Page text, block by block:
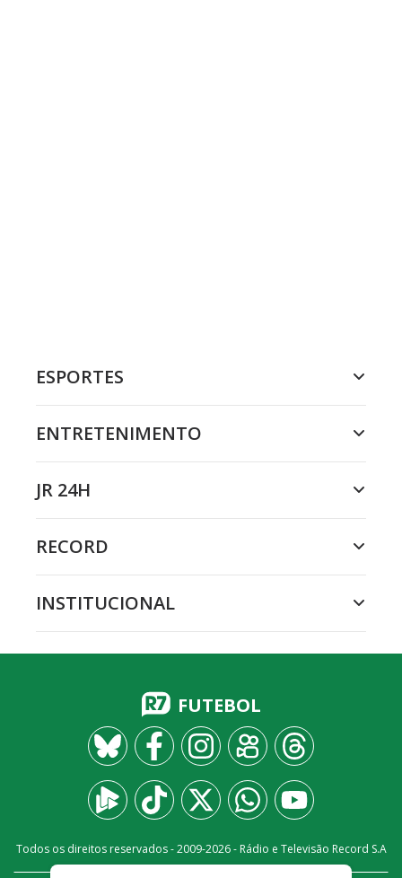
ESPORTES
ENTRETENIMENTO
JR 24H
RECORD
INSTITUCIONAL
FUTEBOL
Todos os direitos reservados - 2009-2026- Rádio e Televisão Record S.A